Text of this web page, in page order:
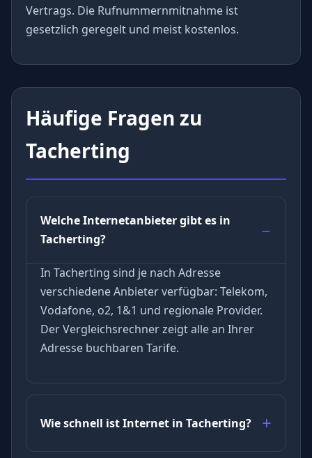
Vertrags. Die Rufnummernmitnahme ist
gesetzlich geregelt und meist kostenlos.
Häufige Fragen zu
Tacherting
Welche Internetanbieter gibt es in
Tacherting?
In Tacherting sind je nach Adresse
verschiedene Anbieter verfügbar: Telekom,
Vodafone, o2, 1&1 und regionale Provider.
Der Vergleichsrechner zeigt alle an Ihrer
Adresse buchbaren Tarife.
Wie schnell ist Internet in Tacherting?